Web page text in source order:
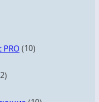
1010
22
10